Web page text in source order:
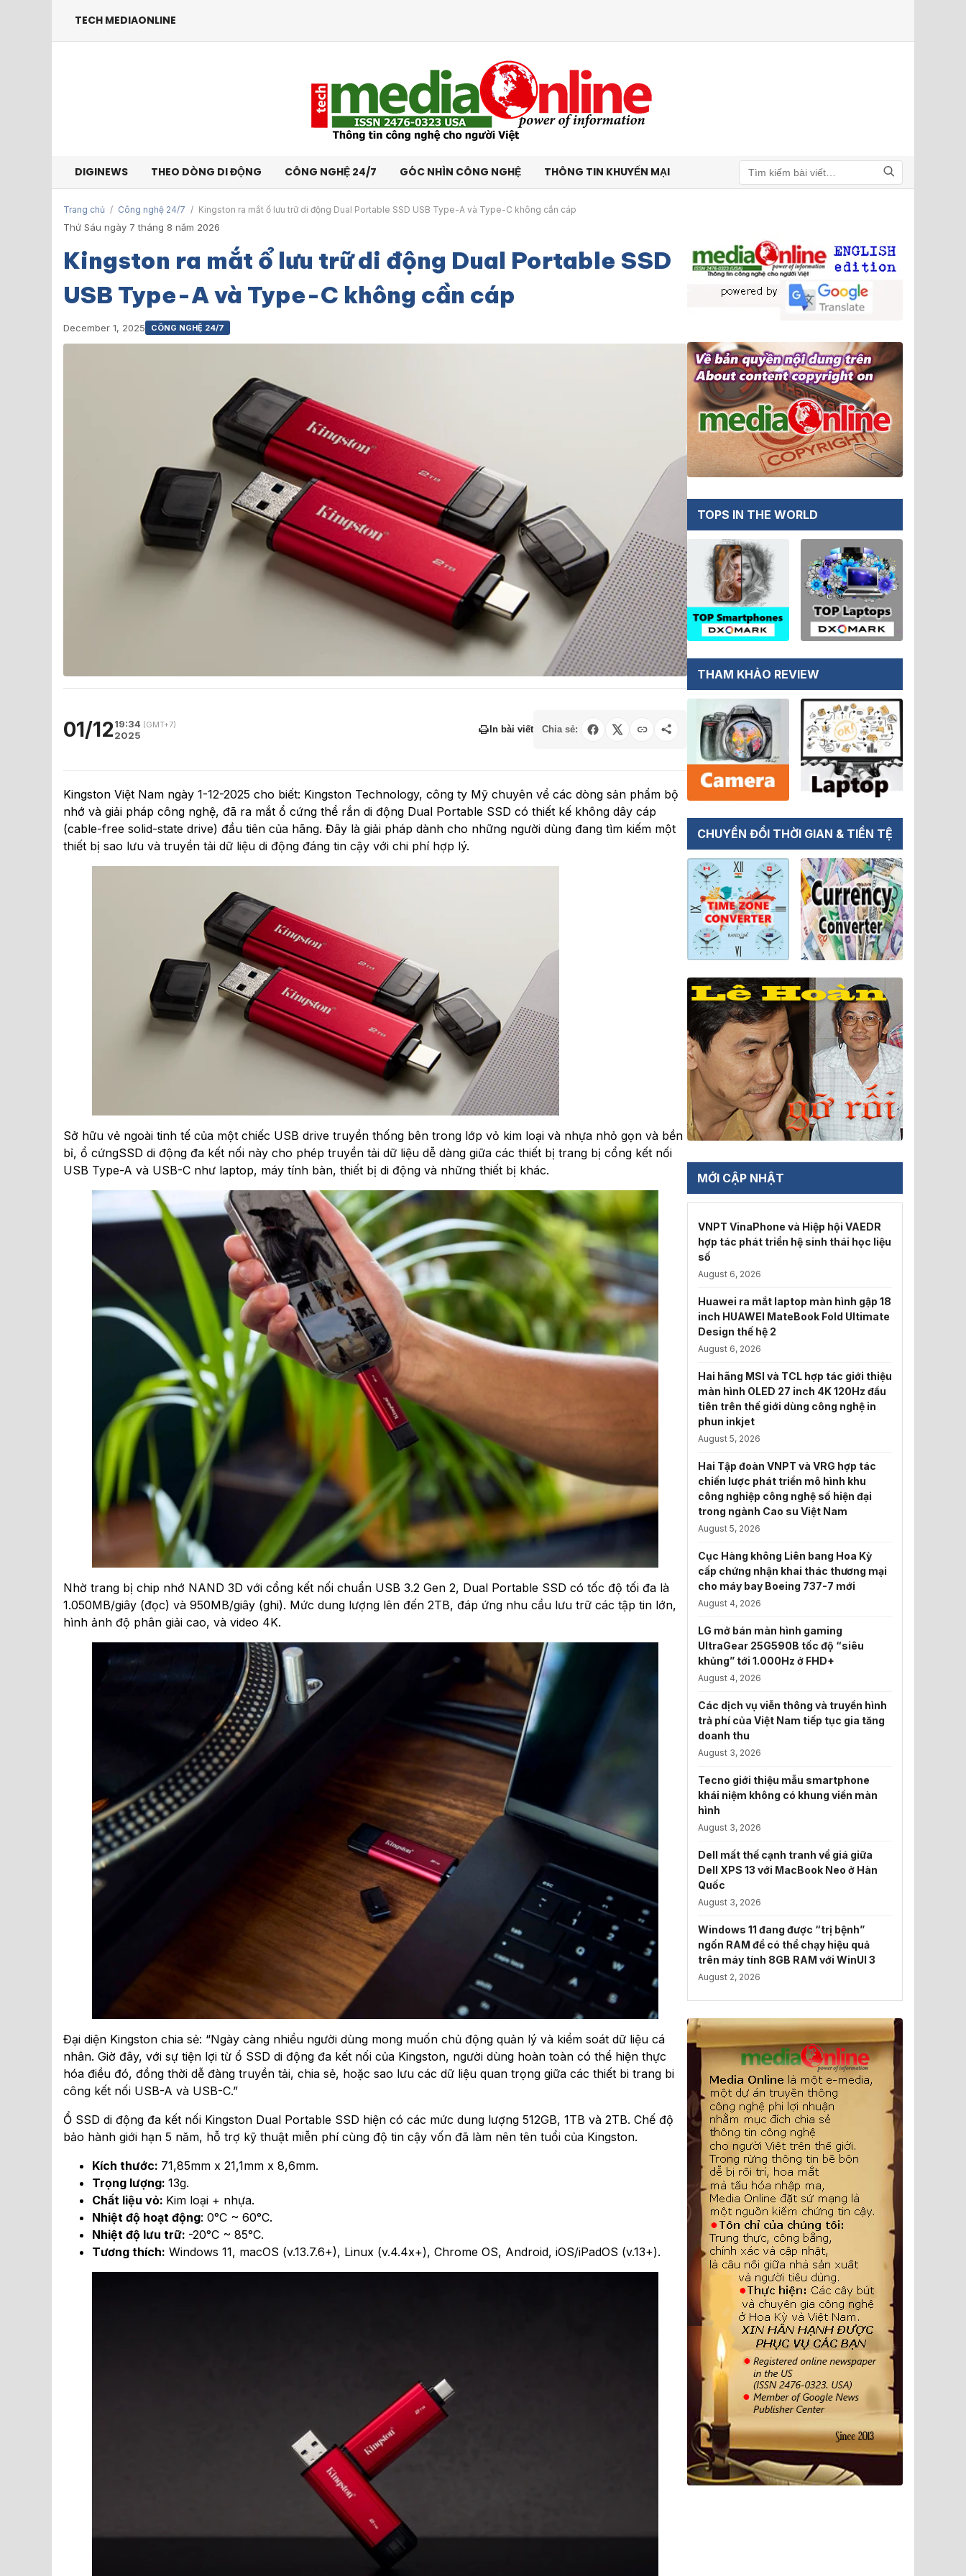
TECH MEDIAONLINE
DIGINEWS THEO DÒNG DI ĐỘNG CÔNG NGHỆ 24/7 GÓC NHÌN CÔNG NGHỆ THÔNG TIN KHUYẾN MẠI
Tìm kiếm
Trang chủ / Công nghệ 24/7 / Kingston ra mắt ổ lưu trữ di động Dual Portable SSD USB Type-A và Type-C không cần cáp
Thứ Sáu ngày 7 tháng 8 năm 2026
Kingston ra mắt ổ lưu trữ di động Dual Portable SSD
USB Type-A và Type-C không cần cáp
December 1, 2025 CÔNG NGHỆ 24/7
01/1219:34 (GMT+7)
2025 In bài viết Chia sẻ:
Kingston Việt Nam ngày 1-12-2025 cho biết: Kingston Technology, công ty Mỹ chuyên về các dòng sản phẩm bộ
nhớ và giải pháp công nghệ, đã ra mắt ổ cứng thể rắn di động Dual Portable SSD có thiết kế không dây cáp
(cable-free solid-state drive) đầu tiên của hãng. Đây là giải pháp dành cho những người dùng đang tìm kiếm một
thiết bị sao lưu và truyền tải dữ liệu di động đáng tin cậy với chi phí hợp lý.
Sở hữu vẻ ngoài tinh tế của một chiếc USB drive truyền thống bên trong lớp vỏ kim loại và nhựa nhỏ gọn và bền
bỉ, ổ cứngSSD di động đa kết nối này cho phép truyền tải dữ liệu dễ dàng giữa các thiết bị trang bị cổng kết nối
USB Type-A và USB-C như laptop, máy tính bàn, thiết bị di động và những thiết bị khác.
Nhờ trang bị chip nhớ NAND 3D với cổng kết nối chuẩn USB 3.2 Gen 2, Dual Portable SSD có tốc độ tối đa là
1.050MB/giây (đọc) và 950MB/giây (ghi). Mức dung lượng lên đến 2TB, đáp ứng nhu cầu lưu trữ các tập tin lớn,
hình ảnh độ phân giải cao, và video 4K.
Đại diện Kingston chia sẻ: “Ngày càng nhiều người dùng mong muốn chủ động quản lý và kiểm soát dữ liệu cá
nhân. Giờ đây, với sự tiện lợi từ ổ SSD di động đa kết nối của Kingston, người dùng hoàn toàn có thể hiện thực
hóa điều đó, đồng thời dễ đàng truyền tải, chia sẻ, hoặc sao lưu các dữ liệu quan trọng giữa các thiết bi trang bi
công kết nối USB-A và USB-C.”
Ổ SSD di động đa kết nối Kingston Dual Portable SSD hiện có các mức dung lượng 512GB, 1TB và 2TB. Chế độ
bảo hành giới hạn 5 năm, hỗ trợ kỹ thuật miễn phí cùng độ tin cậy vốn đã làm nên tên tuổi của Kingston.
Kích thước: 71,85mm x 21,1mm x 8,6mm.
Trọng lượng: 13g.
Chất liệu vỏ: Kim loại + nhựa.
Nhiệt độ hoạt động: 0°C ~ 60°C.
Nhiệt độ lưu trữ: -20°C ~ 85°C.
Tương thích: Windows 11, macOS (v.13.7.6+), Linux (v.4.4x+), Chrome OS, Android, iOS/iPadOS (v.13+).
TOPS IN THE WORLD
THAM KHẢO REVIEW
CHUYỂN ĐỔI THỜI GIAN & TIỀN TỆ
MỚI CẬP NHẬT
VNPT VinaPhone và Hiệp hội VAEDR
hợp tác phát triển hệ sinh thái học liệu
số
August 6, 2026
Huawei ra mắt laptop màn hình gập 18
inch HUAWEI MateBook Fold Ultimate
Design thế hệ 2
August 6, 2026
Hai hãng MSI và TCL hợp tác giới thiệu
màn hình OLED 27 inch 4K 120Hz đầu
tiên trên thế giới dùng công nghệ in
phun inkjet
August 5, 2026
Hai Tập đoàn VNPT và VRG hợp tác
chiến lược phát triển mô hình khu
công nghiệp công nghệ số hiện đại
trong ngành Cao su Việt Nam
August 5, 2026
Cục Hàng không Liên bang Hoa Kỳ
cấp chứng nhận khai thác thương mại
cho máy bay Boeing 737-7 mới
August 4, 2026
LG mở bán màn hình gaming
UltraGear 25G590B tốc độ “siêu
khủng” tới 1.000Hz ở FHD+
August 4, 2026
Các dịch vụ viễn thông và truyền hình
trả phí của Việt Nam tiếp tục gia tăng
doanh thu
August 3, 2026
Tecno giới thiệu mẫu smartphone
khái niệm không có khung viền màn
hình
August 3, 2026
Dell mất thế cạnh tranh về giá giữa
Dell XPS 13 với MacBook Neo ở Hàn
Quốc
August 3, 2026
Windows 11 đang được “trị bệnh”
ngốn RAM để có thể chạy hiệu quả
trên máy tính 8GB RAM với WinUI 3
August 2, 2026